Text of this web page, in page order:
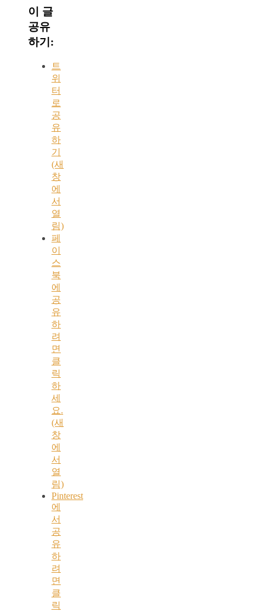
이 글
공유
하기:
트
위
터
로
공
유
하
기
(새
창
에
서
열
림)
페
이
스
북
에
공
유
하
려
면
클
릭
하
세
요.
(새
창
에
서
열
림)
Pinterest
에
서
공
유
하
려
면
클
릭